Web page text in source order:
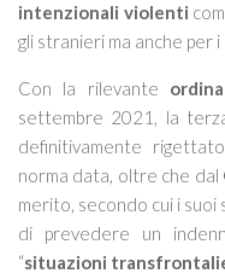
intenzionali violenti
gli stranieri ma anche per
Con la rilevante
settembre 2021, la
definitivamente
norma data, oltre che dal
merito, secondo cui i
di prevedere un
“situazioni